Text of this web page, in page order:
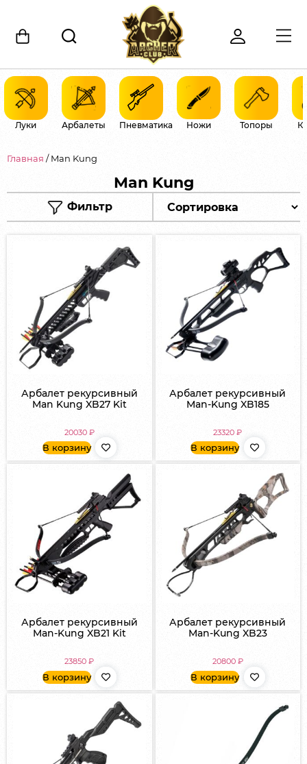
Луки Арбалеты Пневматика Ножи Топоры
Главная / Man Kung
Man Kung
Фильтр
Арбалет рекурсивный
Man Kung XB27 Kit
20030 ₽
В корзину
Арбалет рекурсивный
Man-Kung XB185
23320₽
В корзину
Арбалет рекурсивный
Man-Kung XB21 Kit
23850₽
В корзину
Арбалет рекурсивный
Man-Kung XB23
20800 ₽
В корзину